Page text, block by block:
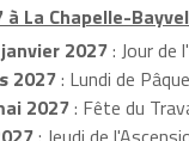
La Chapelle-
janvier 2027: Jour de
2027: Lundi de
2027: Fête du